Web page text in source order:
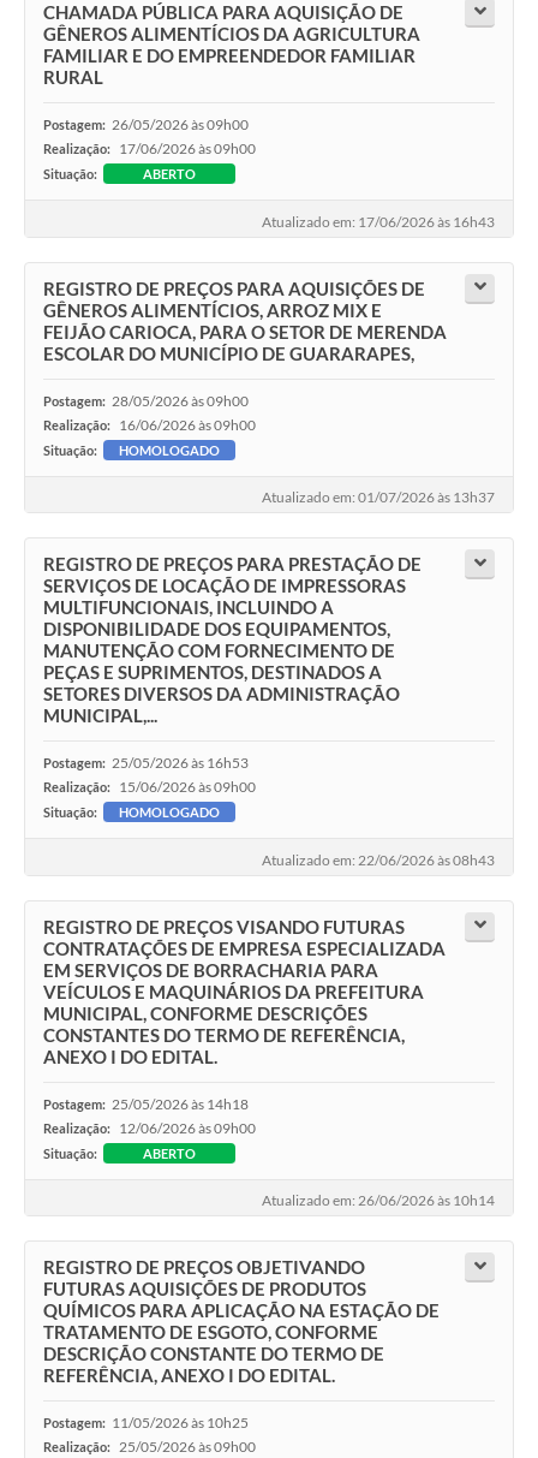
CHAMADA PÚBLICA PARA AQUISIÇÃO DE
GÊNEROS ALIMENTÍCIOS DA AGRICULTURA
FAMILIAR E DO EMPREENDEDOR FAMILIAR
RURAL
Postagem: 26/05/2026 às 09h00
Realização: 17/06/2026 às 09h00
Situação: ABERTO
Atualizado em: 17/06/2026 às 16h43
REGISTRO DE PREÇOS PARA AQUISIÇÕES DE
GÊNEROS ALIMENTÍCIOS, ARROZ MIX E
FEIJÃO CARIOCA, PARA O SETOR DE MERENDA
ESCOLAR DO MUNICÍPIO DE GUARARAPES,
Postagem: 28/05/2026 às 09h00
Realização: 16/06/2026 às 09h00
Situação: HOMOLOGADO
Atualizado em: 01/07/2026 às 13h37
REGISTRO DE PREÇOS PARA PRESTAÇÃO DE
SERVIÇOS DE LOCAÇÃO DE IMPRESSORAS
MULTIFUNCIONAIS, INCLUINDO A
DISPONIBILIDADE DOS EQUIPAMENTOS,
MANUTENÇÃO COM FORNECIMENTO DE
PEÇAS E SUPRIMENTOS, DESTINADOS A
SETORES DIVERSOS DA ADMINISTRAÇÃO
MUNICIPAL,...
Postagem: 25/05/2026 às 16h53
Realização: 15/06/2026 às 09h00
Situação: HOMOLOGADO
Atualizado em: 22/06/2026 às 08h43
REGISTRO DE PREÇOS VISANDO FUTURAS
CONTRATAÇÕES DE EMPRESA ESPECIALIZADA
EM SERVIÇOS DE BORRACHARIA PARA
VEÍCULOS E MAQUINÁRIOS DA PREFEITURA
MUNICIPAL, CONFORME DESCRIÇÕES
CONSTANTES DO TERMO DE REFERÊNCIA,
ANEXO I DO EDITAL.
Postagem: 25/05/2026 às 14h18
Realização: 12/06/2026 às 09h00
Situação: ABERTO
Atualizado em: 26/06/2026 às 10h14
REGISTRO DE PREÇOS OBJETIVANDO
FUTURAS AQUISIÇÕES DE PRODUTOS
QUÍMICOS PARA APLICAÇÃO NA ESTAÇÃO DE
TRATAMENTO DE ESGOTO, CONFORME
DESCRIÇÃO CONSTANTE DO TERMO DE
REFERÊNCIA, ANEXO I DO EDITAL.
Postagem: 11/05/2026 às 10h25
Realização: 25/05/2026 às 09h00